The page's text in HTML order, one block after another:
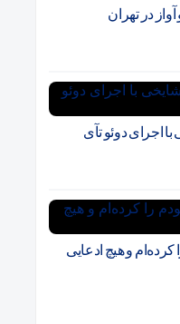
در تهران
اجرای دوئو تآی
و هیچ ادعایی